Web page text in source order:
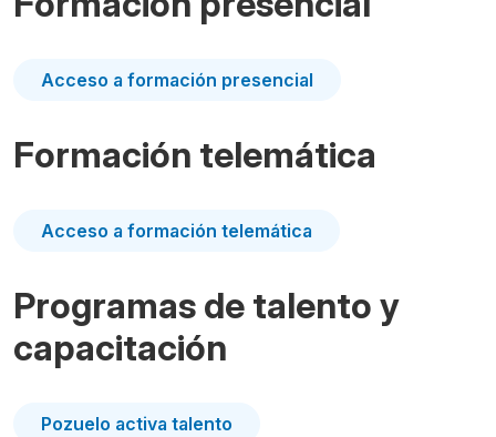
Acceso a formación presencial
Formación telemática
Acceso a formación telemática
Programas de talento y
capacitación
Pozuelo activa talento